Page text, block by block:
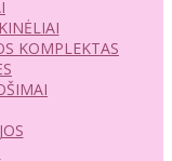
KOMPLEKTAS